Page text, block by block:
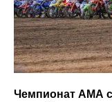
Чемпионат АМА